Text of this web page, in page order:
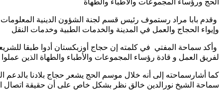
وإيواء الحجاج والعمل في المدينة والخدمات الطبية وخدمات النقل
وأكد سماحة المفتي في كلمته إن حجاج أوزبكستان أدوا طبقا
لفريق العمل و قادة رؤساء المجموعات والأطباء والطهاة الذين
كما أشارسماحته إلى أنه خلال موسم الحج يشعر حجاج بلادنا بالدعم
سماحة الشيخ نورالدين خالق نظر بشكل خاص على أن حقيقة اتصال